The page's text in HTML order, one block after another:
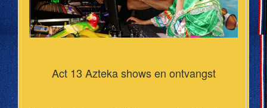
Act 13 Azteka shows en ontvangst